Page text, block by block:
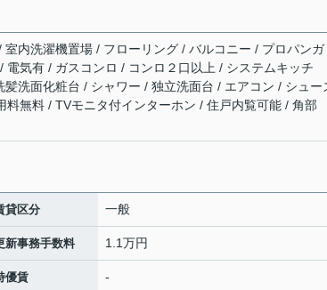
内洗濯機置場 / フローリング / バルコニー / プロパンガ
気有 / ガスコンロ / コンロ２口以上 / システムキッチ
洗面化粧台 / シャワー / 独立洗面台 / エアコン / シュー
無料 / TVモニタ付インターホン / 住戸内覧可能 / 角部
貸区分 一般
新事務手数料 1.1万円
優賃 -